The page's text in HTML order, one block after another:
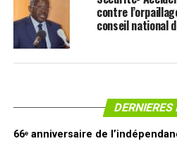
contre
conseil national
DERNIERES
66ᵉ anniversaire de